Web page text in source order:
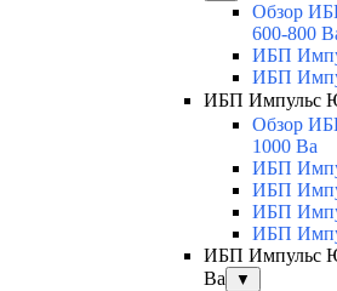
Обзор
600-800
ИБП
ИБП
ИБП Импульс
Обзор
1000 Ва
ИБП
ИБП
ИБП
ИБП
ИБП Импульс
Ва
▼